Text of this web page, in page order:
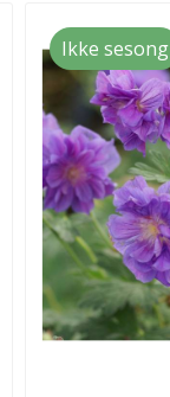
Ikke sesong